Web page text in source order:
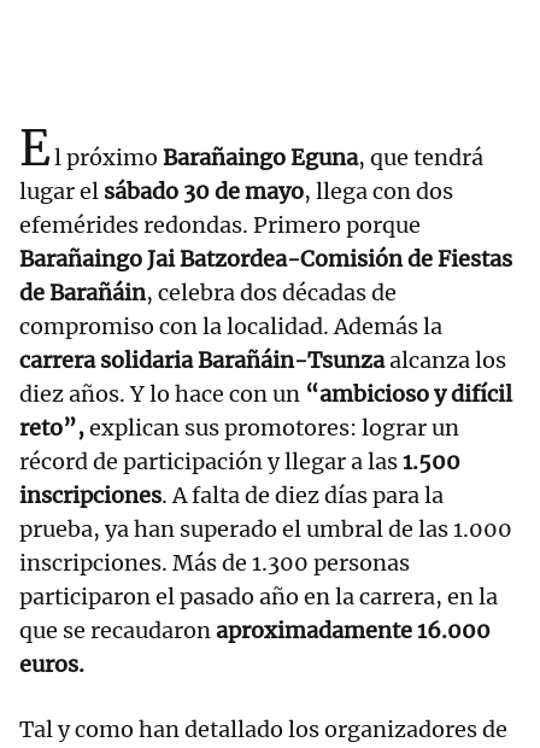
El próximo Barañaingo Eguna, que tendrá
lugar el sábado 30 de mayo, llega con dos
efemérides redondas. Primero porque
Barañaingo Jai Batzordea-Comisión de Fiestas
de Barañáin, celebra dos décadas de
compromiso con la localidad. Además la
carrera solidaria Barañáin-Tsunzaalcanza los
diez años. Y lo hace con un “ambicioso y difícil
reto”,explican sus promotores: lograr un
récord de participación y llegar a las1.500
inscripciones. A falta de diez días para la
prueba, ya han superado el umbral de las 1.000
inscripciones. Más de 1.300 personas
participaron el pasado año en la carrera, en la
que se recaudaronaproximadamente 16.000
euros.
Tal y como han detallado los organizadores de